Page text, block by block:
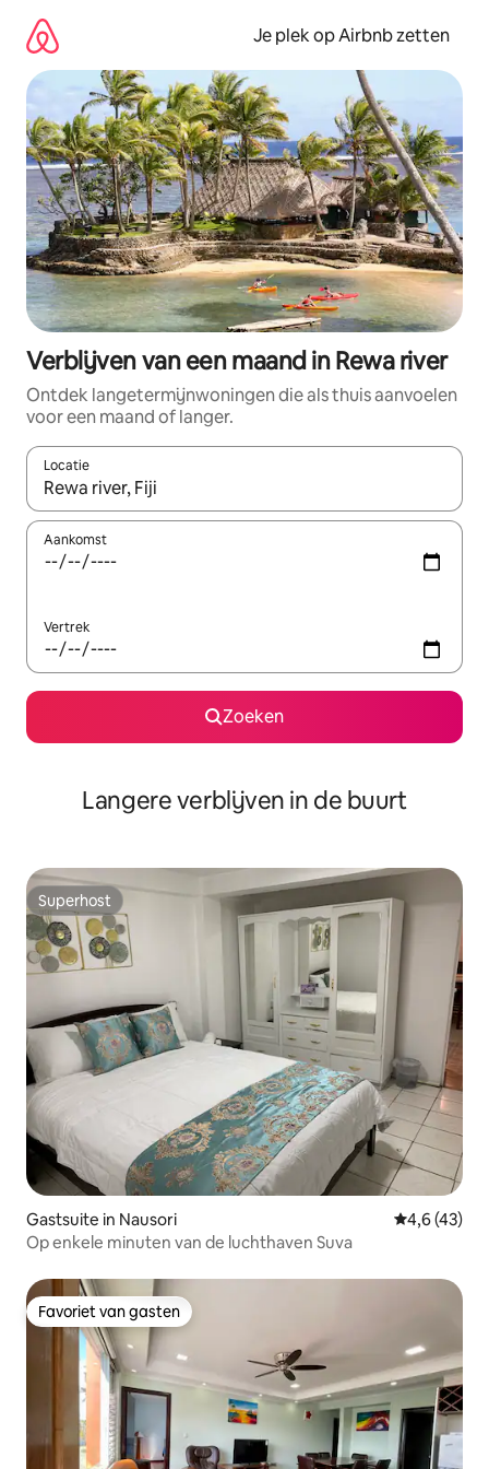
direct
naar
inhoud
Je plek op Airbnb zetten
Verblijven van een maand in Rewa river
Ontdek langetermijnwoningen die als thuis aanvoelen
voor een maand of langer.
Locatie
Wanneer er resultaten beschikbaar zijn, maak je een keuze
Aankomst
Vertrek
Zoeken
Langere verblijven in de buurt
Superhost
Superhost
Gastsuite in Nausori
4,6 (43)
Op enkele minuten van de luchthaven Suva
Favoriet van gasten
Favoriet van gasten